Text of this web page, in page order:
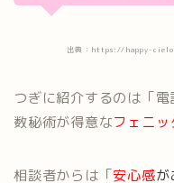
出典：https://happy-
つぎに紹介するのは「電
数秘術が得意なフェニ
相談者からは「安心感